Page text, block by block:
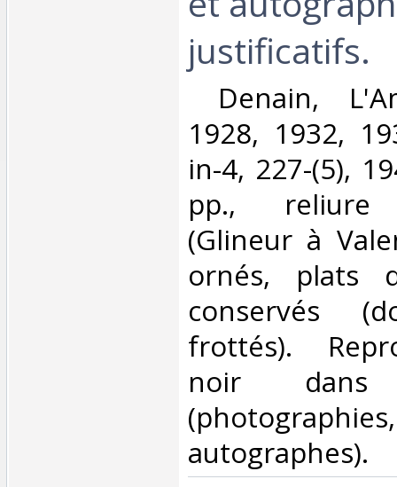
justificatifs.‎
Denain,
1928, 1932,
in-4, 227-(5),
pp., reliure
(Glineur à
ornés, plats
conservés
frottés).
noir
autographes). ‎